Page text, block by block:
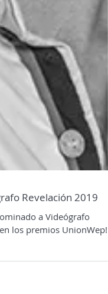
Revelación 2019
los premios UnionWep!